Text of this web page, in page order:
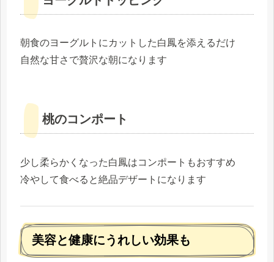
朝食のヨーグルトにカットした白鳳を添えるだけ
自然な甘さで贅沢な朝になります
桃のコンポート
少し柔らかくなった白鳳はコンポートもおすすめ
冷やして食べると絶品デザートになります
美容と健康にうれしい効果も